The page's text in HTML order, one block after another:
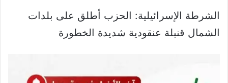
الشرطة الإسرائيلية: الحزب أطلق على بلدات
الشمال قنبلة عنقودية شديدة الخطورة